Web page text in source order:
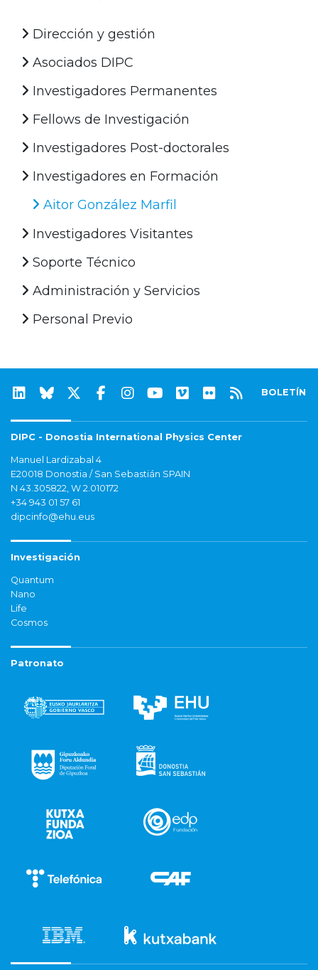
Dirección y gestión
Asociados DIPC
Investigadores Permanentes
Fellows de Investigación
Investigadores Post-doctorales
Investigadores en Formación
Aitor González Marfil
Investigadores Visitantes
Soporte Técnico
Administración y Servicios
Personal Previo
BOLETÍN
DIPC - Donostia International Physics Center
Manuel Lardizabal 4
E20018 Donostia / San Sebastián SPAIN
N 43.305822, W 2.010172
+34 943 01 57 61
dipcinfo@ehu.eus
Investigación
Quantum
Nano
Life
Cosmos
Patronato